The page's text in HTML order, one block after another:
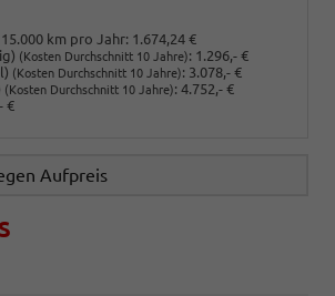
km pro Jahr: 1.674,24 €
(Kosten Durchschnitt 10 Jahre): 1.296,- €
(Kosten Durchschnitt 10 Jahre): 3.078,- €
(Kosten Durchschnitt 10 Jahre): 4.752,- €
€
Aufpreis